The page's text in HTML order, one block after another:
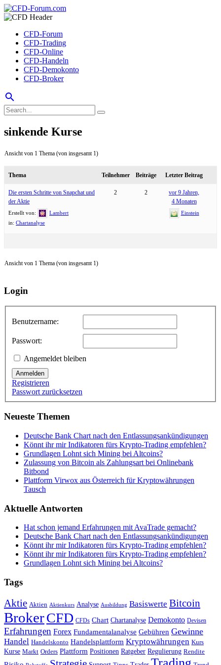
CFD-Forum
CFD-Trading
CFD-Online
CFD-Handeln
CFD-Demokonto
CFD-Broker
search
sinkende Kurse
Ansicht von 1 Thema (von insgesamt 1)
Thema Teilnehmer Beiträge Letzter Beitrag
Die ersten Schritte von Snapchat und
der Aktie
Erstellt von:
Lambert
in: Chartanalyse
2 2
vor 9 Jahren,
4 Monaten
Einstein
Ansicht von 1 Thema (von insgesamt 1)
Login
Benutzername:
Passwort:
Angemeldet bleiben
Anmelden
Registrieren
Passwort zurücksetzen
Neueste Themen
Deutsche Bank Chart nach den Entlassungsankündigungen
Könnt ihr mir Indikatoren fürs Krypto-Trading empfehlen?
Grundlagen Lohnt sich Mining bei Altcoins?
Zulassung von Bitcoin als Zahlungsart bei Onlinebank
Bitbond
Plattform Virwox aus Österreich für Kryptowährungen
Tausch
Aktuelle Antworten
Hat schon jemand Erfahrungen mit AvaTrade gemacht?
Deutsche Bank Chart nach den Entlassungsankündigungen
Könnt ihr mir Indikatoren fürs Krypto-Trading empfehlen?
Könnt ihr mir Indikatoren fürs Krypto-Trading empfehlen?
Grundlagen Lohnt sich Mining bei Altcoins?
Tags
Aktie Aktien Aktienkurs Analyse Ausbildung Basiswerte Bitcoin
BrokerCFD CFDs Chart Chartanalyse Demokonto Devisen
Erfahrungen Forex Fundamentalanalyse Gebühren Gewinne
Handel Handelskonto Handelsplattform Kryptowährungen Kurs
Kurse Markt Orders Plattform Positionen Ratgeber Regulierung Rendite